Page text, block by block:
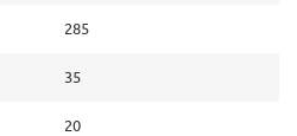
285
35
20